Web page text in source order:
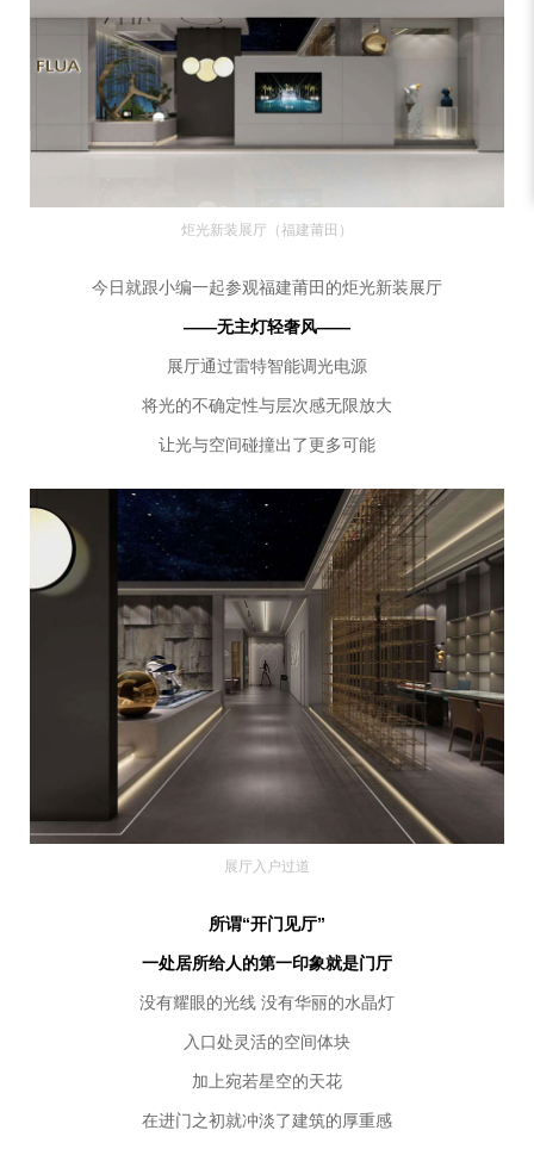
炬光新装展厅（福建莆田）
今日就跟小编一起参观福建莆田的炬光新装展厅
——无主灯轻奢风——
展厅通过雷特智能调光电源
将光的不确定性与层次感无限放大
让光与空间碰撞出了更多可能
展厅入户过道
所谓“开门见厅”
一处居所给人的第一印象就是门厅
没有耀眼的光线 没有华丽的水晶灯
入口处灵活的空间体块
加上宛若星空的天花
在进门之初就冲淡了建筑的厚重感